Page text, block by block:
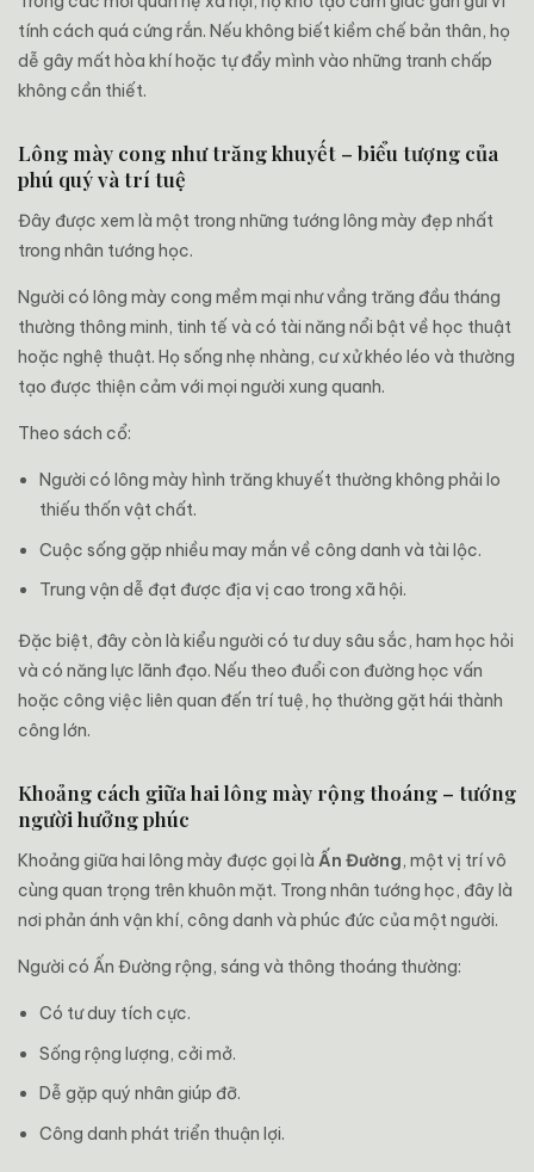
tính cách quá cứng rắn. Nếu không biết kiềm chế bản thân, họ
dễ gây mất hòa khí hoặc tự đẩy mình vào những tranh chấp
không cần thiết.
Lông mày cong như trăng khuyết – biểu tượng của
phú quý và trí tuệ
Đây được xem là một trong những tướng lông mày đẹp nhất
trong nhân tướng học.
Người có lông mày cong mềm mại như vầng trăng đầu tháng
thường thông minh, tinh tế và có tài năng nổi bật về học thuật
hoặc nghệ thuật. Họ sống nhẹ nhàng, cư xử khéo léo và thường
tạo được thiện cảm với mọi người xung quanh.
Theo sách cổ:
Người có lông mày hình trăng khuyết thường không phải lo
thiếu thốn vật chất.
Cuộc sống gặp nhiều may mắn về công danh và tài lộc.
Trung vận dễ đạt được địa vị cao trong xã hội.
Đặc biệt, đây còn là kiểu người có tư duy sâu sắc, ham học hỏi
và có năng lực lãnh đạo. Nếu theo đuổi con đường học vấn
hoặc công việc liên quan đến trí tuệ, họ thường gặt hái thành
công lớn.
Khoảng cách giữa hai lông mày rộng thoáng – tướng
người hưởng phúc
Khoảng giữa hai lông mày được gọi là Ấn Đường, một vị trí vô
cùng quan trọng trên khuôn mặt. Trong nhân tướng học, đây là
nơi phản ánh vận khí, công danh và phúc đức của một người.
Người có Ấn Đường rộng, sáng và thông thoáng thường:
Có tư duy tích cực.
Sống rộng lượng, cởi mở.
Dễ gặp quý nhân giúp đỡ.
Công danh phát triển thuận lợi.